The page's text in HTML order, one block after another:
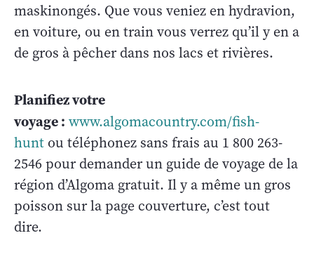
maskinongés. Que vous veniez en hydravion,
en voiture, ou en train vous verrez qu’il y en a
de gros à pêcher dans nos lacs et rivières.
Planifiez votre
voyage : www.algomacountry.com/fish-
hunt ou téléphonez sans frais au 1 800 263-
2546 pour demander un guide de voyage de la
région d’Algoma gratuit. Il y a même un gros
poisson sur la page couverture, c’est tout
dire.